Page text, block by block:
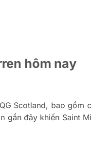
hôm nay
Scotland, bao gồm
gần đây khiến Saint